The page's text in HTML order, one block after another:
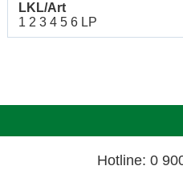
LKL/Art
1 2 3 4 5 6 LP
Hotline: 0